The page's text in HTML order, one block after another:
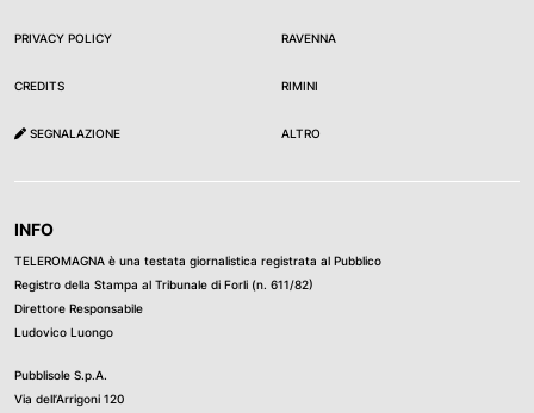
PRIVACY POLICY
CREDITS
SEGNALAZIONE
RAVENNA
RIMINI
ALTRO
INFO
TELEROMAGNA è una testata giornalistica registrata al Pubblico
Registro della Stampa al Tribunale di Forli (n. 611/82)
Direttore Responsabile
Ludovico Luongo
Pubblisole S.p.A.
Via dell’Arrigoni 120